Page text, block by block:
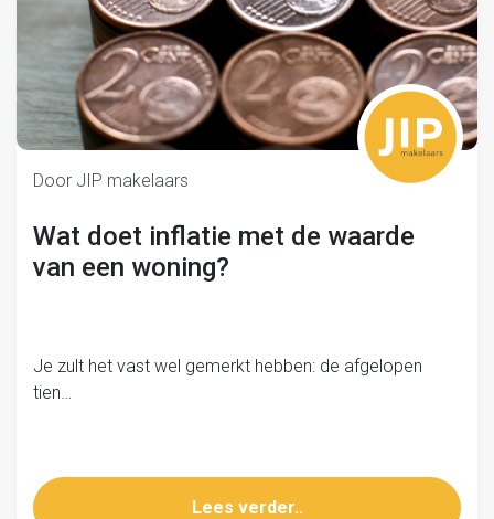
Door JIP makelaars
Wat doet inflatie met de waarde
van een woning?
Je zult het vast wel gemerkt hebben: de afgelopen
tien…
Lees verder..